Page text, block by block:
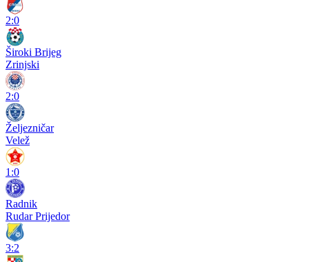
2:0
Široki Brijeg
Zrinjski
2:0
Željezničar
Velež
1:0
Radnik
Rudar Prijedor
3:2